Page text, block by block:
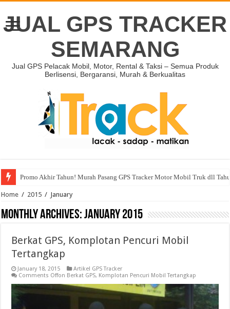
JUAL GPS TRACKER
SEMARANG
Jual GPS Pelacak Mobil, Motor, Rental & Taksi – Semua Produk
Berlisensi, Bergaransi, Murah & Berkualitas
Promo Akhir Tahun! Murah Pasang GPS Tracker Motor Mobil Truk dll
Home / 2015 / January
Monthly Archives:January 2015
Berkat GPS, Komplotan Pencuri Mobil
Tertangkap
January 18, 2015
Artikel GPS Tracker
Comments Offon Berkat GPS, Komplotan Pencuri Mobil Tertangkap